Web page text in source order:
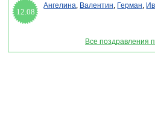
12.08
Ангелина, Валентин, Герман,
Все поздравления